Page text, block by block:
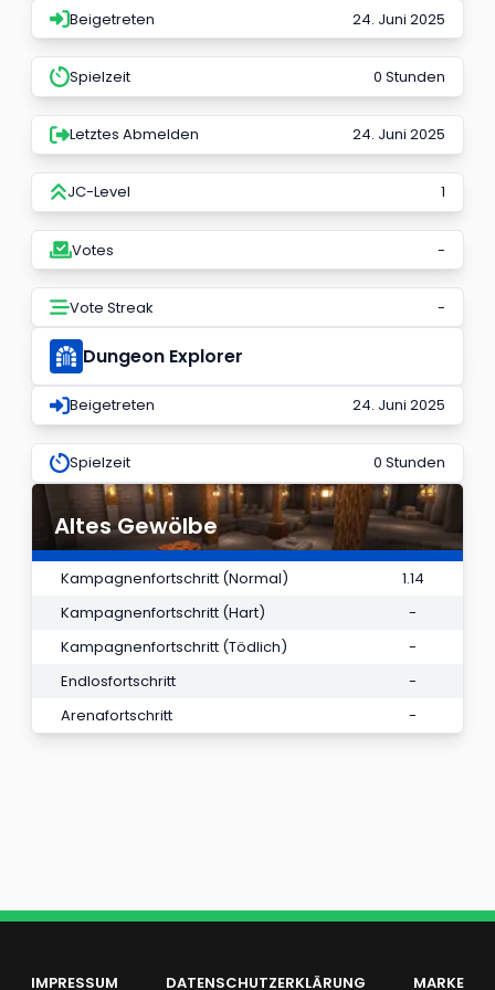
Beigetreten 24. Juni 2025
Spielzeit 0 Stunden
Letztes Abmelden 24. Juni 2025
JC-Level 1
Votes -
Vote Streak -
Dungeon Explorer
Beigetreten 24. Juni 2025
Spielzeit 0 Stunden
Altes Gewölbe
Kampagnenfortschritt (Normal)
1.14
Kampagnenfortschritt (Hart)
-
Kampagnenfortschritt (Tödlich)
-
Endlosfortschritt
-
Arenafortschritt
-
IMPRESSUM DATENSCHUTZERKLÄRUNG MARKE